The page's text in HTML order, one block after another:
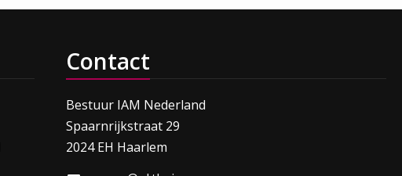
Contact
Bestuur IAM Nederland
Spaarnrijkstraat 29
2024 EH Haarlem